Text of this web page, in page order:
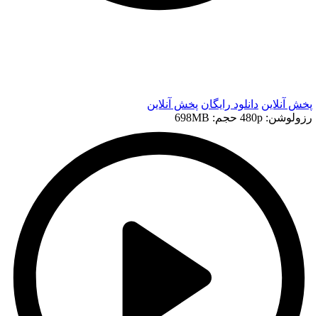
پخش آنلاین دانلود رایگان پخش آنلاین
رزولوشن: 480p
حجم: 698MB